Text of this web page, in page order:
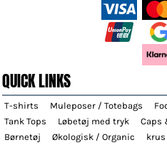
QUICK LINKS
T-shirts Muleposer / Totebags
Tank Tops
Løbetøj med tryk Caps
Børnetøj
Økologisk / Organic